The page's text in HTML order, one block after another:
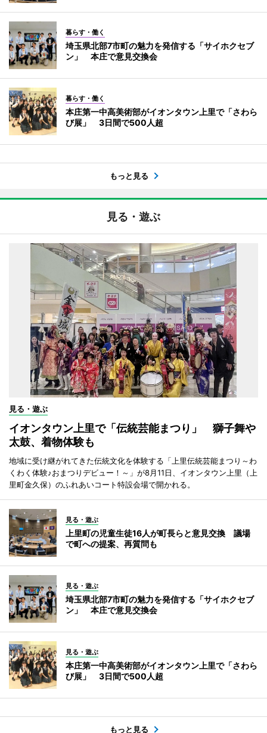
暮らす・働く
埼玉県北部7市町の魅力を発信する「サイホクセブ
ン」 本庄で意見交換会
暮らす・働く
本庄第一中高美術部がイオンタウン上里で「さわら
び展」 3日間で500人超
もっと見る
見る・遊ぶ
見る・遊ぶ
イオンタウン上里で「伝統芸能まつり」 獅子舞や
太鼓、着物体験も
地域に受け継がれてきた伝統文化を体験する「上里伝統芸能まつり～わ
くわく体験♪おまつりデビュー！～」が8月11日、イオンタウン上里（上
里町金久保）のふれあいコート特設会場で開かれる。
見る・遊ぶ
上里町の児童生徒16人が町長らと意見交換 議場
で町への提案、再質問も
見る・遊ぶ
埼玉県北部7市町の魅力を発信する「サイホクセブ
ン」 本庄で意見交換会
見る・遊ぶ
本庄第一中高美術部がイオンタウン上里で「さわら
び展」 3日間で500人超
もっと見る